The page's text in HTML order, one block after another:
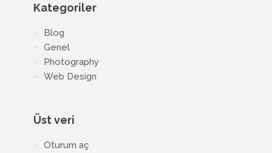
Kategoriler
Blog
Genel
Photography
Web Design
Üst veri
Oturum aç